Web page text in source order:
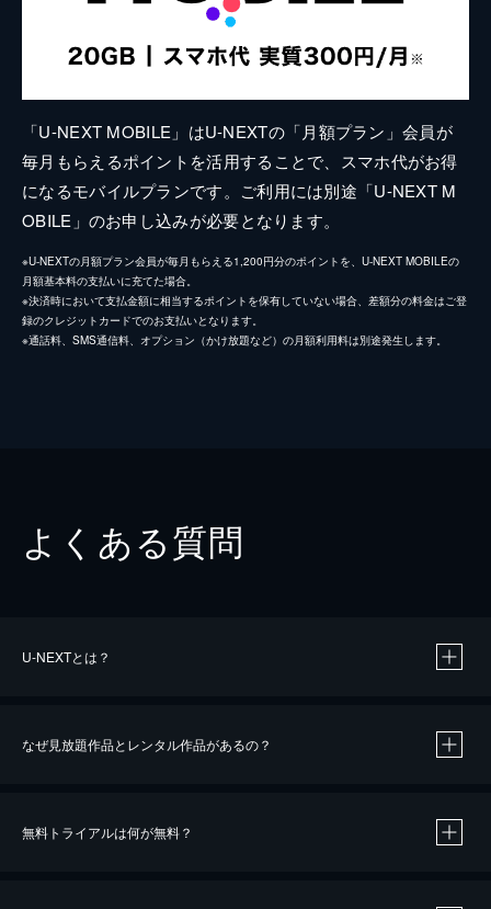
「U-NEXT MOBILE」はU-NEXTの「月額プラン」会員が
毎月もらえるポイントを活用することで、スマホ代がお得
になるモバイルプランです。ご利用には別途「U-NEXT M
OBILE」のお申し込みが必要となります。
※U-NEXTの月額プラン会員が毎月もらえる1,200円分のポイントを、U-NEXT MOBILEの
月額基本料の支払いに充てた場合。
※決済時において支払金額に相当するポイントを保有していない場合、差額分の料金はご登
録のクレジットカードでのお支払いとなります。
※通話料、SMS通信料、オプション（かけ放題など）の月額利用料は別途発生します。
よくある質問
U-NEXTとは？
なぜ見放題作品とレンタル作品があるの？
無料トライアルは何が無料？